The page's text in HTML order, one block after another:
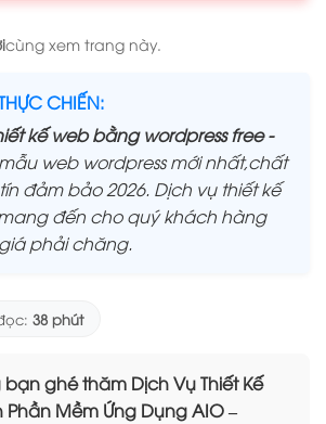
cùng xem trang này.
CHIẾN:
kế web bằng wordpress free -
web wordpress mới nhất,chất
đảm bảo 2026. Dịch vụ thiết kế
đến cho quý khách hàng
phải chăng.
38 phút
ghé thăm Dịch Vụ Thiết Kế
Phần Mềm Ứng Dụng AIO –